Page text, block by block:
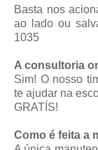
Basta nos
ao lado ou
1035
A consultoria
Sim! O nosso
te ajudar na
GRATÍS!
Como é feita a